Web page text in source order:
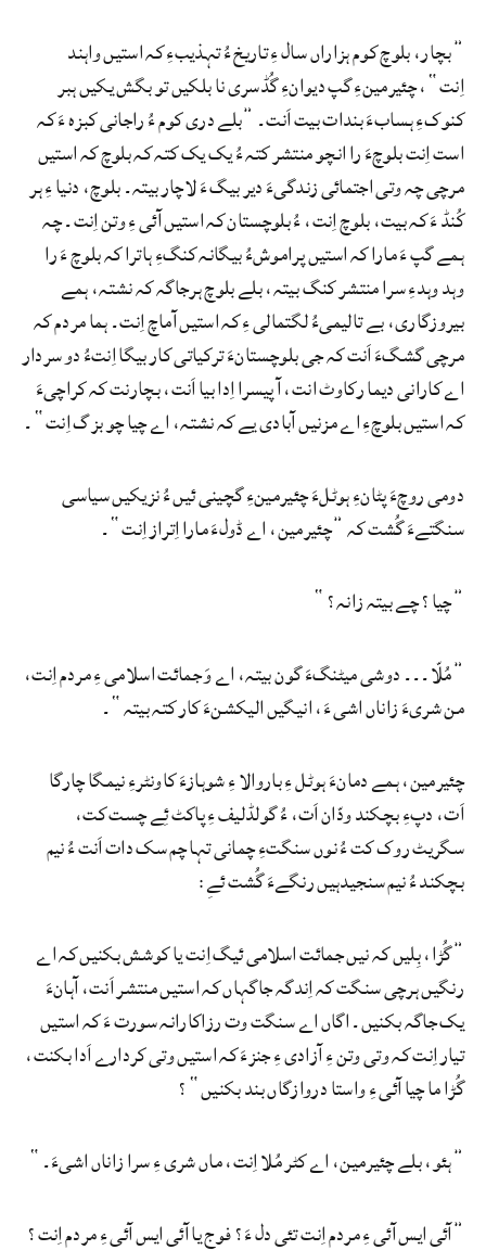
”بچار، بلوچ کوم ہزاراں سال ءِ تاریخ ءُ تہذیبءِ کہ استیں واہند
اِنت“، چئیرمینءِ گپ دیوانءِ گُڈسری نا بلکیں تو بگش یکیں ہبر
کنوکءِ ہسابءَ بندات بیت اَنت۔ ”بلے دری کوم ءُ راجانی کبزہ ءَ کہ
است اِنت بلوچءَ را انچو منتشر کتہ ءُ یک یک کتہ کہ بلوچ کہ استیں
مرچی چہ وتی اجتمائی زندگیءَ دیر بیگ ءَ لاچار بیتہ۔ بلوچ، دنیا ءِ ہر
کُنڈ ءَ کہ بیت، بلوچ اِنت، ءُ بلوچستان کہ استیں آئی ءِ وتن اِنت۔ چہ
ہمے گپ ءَ مارا کہ استیں پراموشءُ بیگانہ کنگءِ ہاترا کہ بلوچ ءَ را
وہد وہدءِ سرا منتشر کنگ بیتہ، بلے بلوچ ہرجاگہ کہ نشتہ، ہمے
بیروزگاری، بے تالیمیءُ لگتمالی ءِ کہ استیں آماچ اِنت۔ ہما مردم کہ
مرچی گشگءَ اَنت کہ جی بلوچستانءَ ترکیاتی کار بیگا اِنتءُ دو سردار
اے کارانی دیما رکاوٹ انت، آ پیسرا اِدا بیا اَنت، بچارنت کہ کراچیءَ
کہ استیں بلوچءِ اے مزنیں آبادی یے کہ نشتہ، اے چیا چو بزگ اِنت“۔
دومی روچءَ پٹانءِ ہوٹلءَ چئیرمینءِ گچینی ئیں ءُ نزیکیں سیاسی
سنگتےءَ گُشت کہ ”چئیرمین، اے ڈولءَ مارا اِتراز اِنت“۔
”چیا؟ چے بیتہ زانہ؟“
”مُلّا۔۔۔ دوشی میٹنگءَ گون بیتہ، اے وَ جمائت اسلامی ءِ مردم اِنت،
من شریءَ زاناں اشی ءَ، انیگیں الیکشنءَ کار کتہ بیتہ“۔
چئیرمین، ہمے دمانءَ ہوٹل ءِ باروالا ءِ شوہازءَ کاونٹرءِ نیمگا چارگا
اَت، دپءِ بچکند ودّان اَت، ءُ گولڈلیف ءِ پاکٹ ئِے چست کت،
سگریٹ روک کت ءُ نوں سنگتءِ چمانی تہا چم سک دات اَنت ءُ نیم
بچکند ءُ نیم سنجیدہیں رنگےءَ گُشت ئےِ:
”گُڑا، بِلیں کہ نیں جمائت اسلامی ئیگ اِنت یا کوشش بکنیں کہ اے
رنگیں ہرچی سنگت کہ اِندگہ جاگہاں کہ استیں منتشر اَنت، آہانءَ
یک جاگہ بکنیں۔ اگاں اے سنگت وت رزاکارانہ سورت ءَ کہ استیں
تیار اِنت کہ وتی وتن ءِ آزادی ءِ جنزءَ کہ استیں وتی کردارے اَدا بکنت،
گُڑا ما چیا آئی ءِ واستا دروازگاں بند بکنیں“؟
”ہئو، بلے چئیرمین، اے کٹر مُلا اِنت، ماں شری ءِ سرا زاناں اشیءَ۔“
”آئی ایس آئی ءِ مردم اِنت تئی دل ءَ؟ فوج یا آئی ایس آئی ءِ مردم اِنت؟